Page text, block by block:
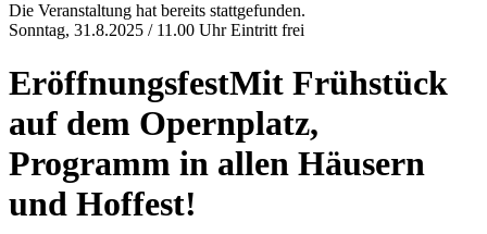
Die Veranstaltung hat bereits stattgefunden.
Sonntag, 31.8.2025 / 11.00 UhrEintritt frei
EröffnungsfestMit Frühstück
auf dem Opernplatz,
Programm in allen Häusern
und Hoffest!